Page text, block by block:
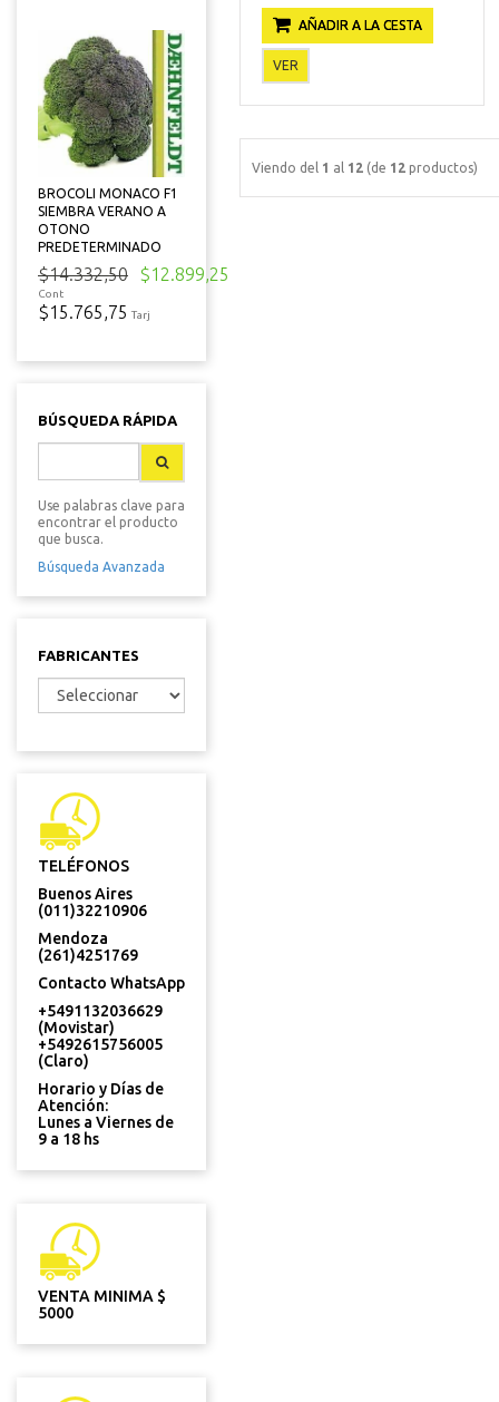
BROCOLI MONACO F1
SIEMBRA VERANO A
OTONO
PREDETERMINADO
$14.332,50 $12.899,25
Cont
$15.765,75 Tarj
BÚSQUEDA RÁPIDA
Use palabras clave para
encontrar el producto
que busca.
Búsqueda Avanzada
FABRICANTES
TELÉFONOS
Buenos Aires
(011)32210906
Mendoza
(261)4251769
Contacto WhatsApp
+5491132036629
(Movistar)
+5492615756005
(Claro)
Horario y Días de
Atención:
Lunes a Viernes de
9 a 18 hs
VENTA MINIMA $
5000
AÑADIR A LA CESTA
VER
Viendo del 1 al 12 (de 12 productos)